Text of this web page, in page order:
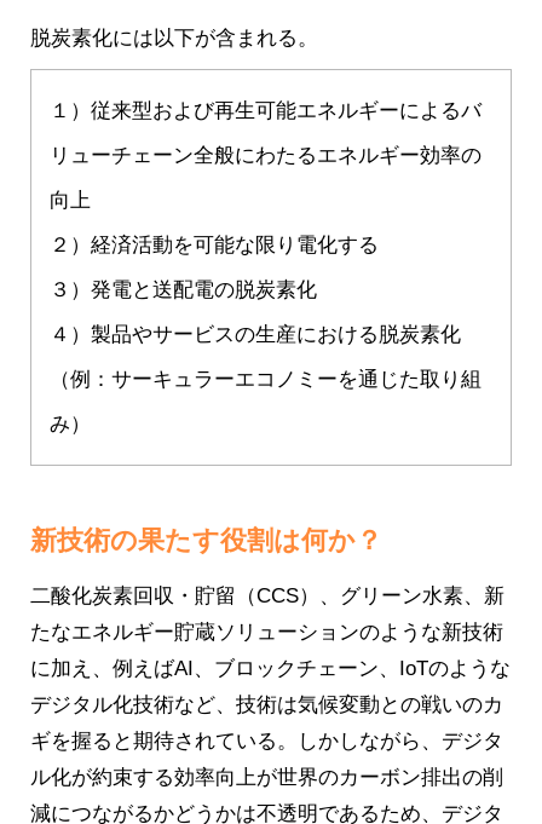
脱炭素化には以下が含まれる。
１）従来型および再生可能エネルギーによるバ
リューチェーン全般にわたるエネルギー効率の
向上
２）経済活動を可能な限り電化する
３）発電と送配電の脱炭素化
４）製品やサービスの生産における脱炭素化
（例：サーキュラーエコノミーを通じた取り組
み）
新技術の果たす役割は何か？
二酸化炭素回収・貯留（CCS）、グリーン水素、新
たなエネルギー貯蔵ソリューションのような新技術
に加え、例えばAI、ブロックチェーン、IoTのような
デジタル化技術など、技術は気候変動との戦いのカ
ギを握ると期待されている。しかしながら、デジタ
ル化が約束する効率向上が世界のカーボン排出の削
減につながるかどうかは不透明であるため、デジタ